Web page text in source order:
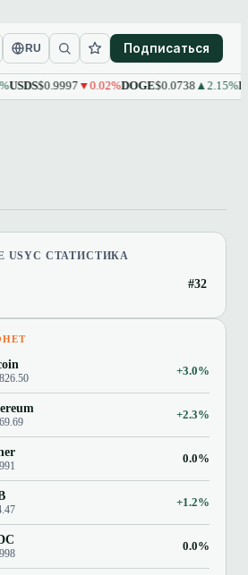
RU Подписаться
$0.9997▼0.02%DOGE$0.0738▲2.15%LEO
USYC СТАТИСТИКА
#32
+3.0%
+2.3%
0.0%
+1.2%
0.0%